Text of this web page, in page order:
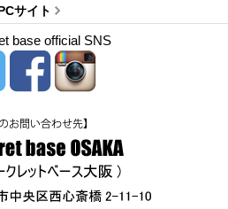
サイト
base official SNS